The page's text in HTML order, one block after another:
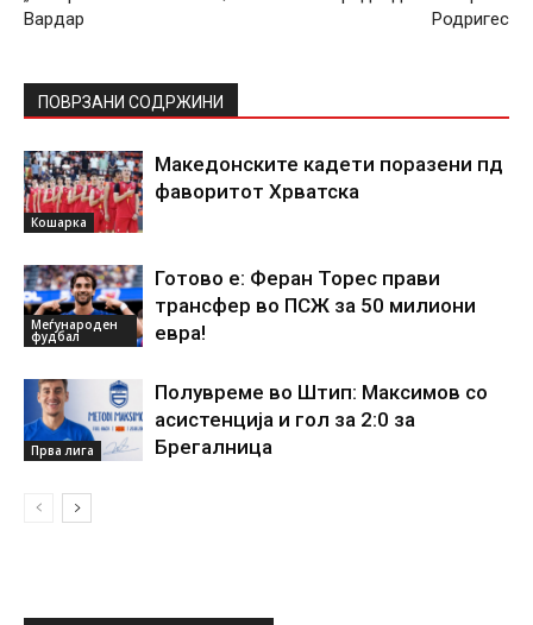
Вардар
Родригес
ПОВРЗАНИ СОДРЖИНИ
Кошарка
Македонските кадети поразени пд
фаворитот Хрватска
Меѓународен
фудбал
Готово е: Феран Торес прави
трансфер во ПСЖ за 50 милиони
евра!
Прва лига
Полувреме во Штип: Максимов со
асистенција и гол за 2:0 за
Брегалница